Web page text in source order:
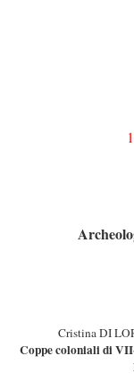
Cristina DI
Coppe coloniali di